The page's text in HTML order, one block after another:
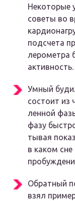
Неко­то­рые
сове­ты во
под­сче­та
ле­ро­мет­ра
актив­ность.
Умный
состо­ит из
лен­ной
фазу
ты­вая
в каком
Обрат­ный
взял